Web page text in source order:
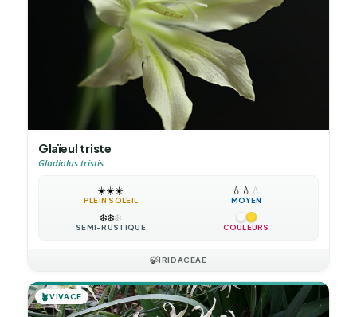
Glaïeul triste
Gladiolus tristis
☀️☀️☀️
PLEIN SOLEIL
💧 💧 💧
MOYEN
❄️❄️❄️
SEMI-RUSTIQUE COULEURS
🍃IRIDACEAE
🪴VIVACE